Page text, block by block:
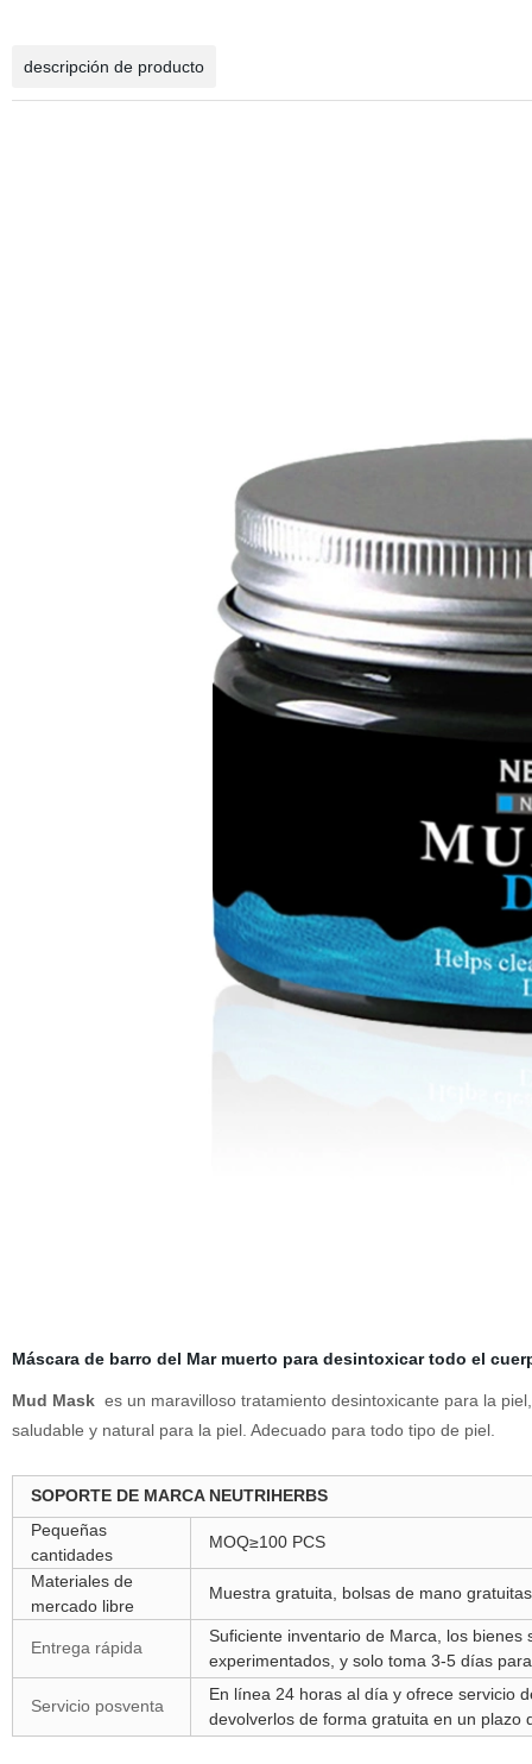
descripción de producto
Máscara de barro del Mar muerto para desintoxicar todo el
Mud Mask es un maravilloso tratamiento desintoxicante para la
saludable y natural para la piel. Adecuado para todo tipo de piel.
SOPORTE DE MARCA NEUTRIHERBS
Pequeñas
cantidades
MOQ≥100 PCS
Materiales de
mercado libre
Muestra gratuita, bolsas de mano
Entrega rápida
Suficiente inventario de Marca, los
experimentados, y solo toma 3-5 días
Servicio posventa
En línea 24 horas al día y ofrece servicio
devolverlos de forma gratuita en un plazo